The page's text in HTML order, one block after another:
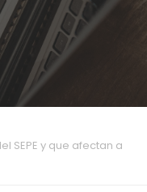
SEPE y que afectan a